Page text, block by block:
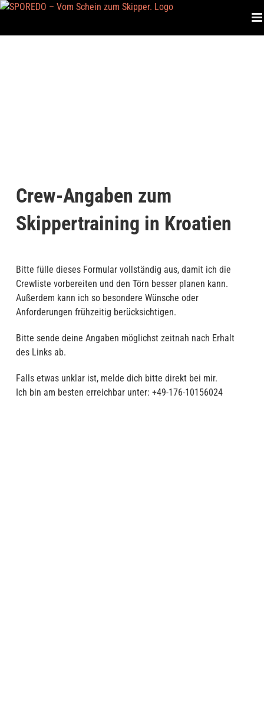
Zum
springen
Crew-Angaben zum
Skippertraining in Kroatien
Bitte fülle dieses Formular vollständig aus, damit ich die
Crewliste vorbereiten und den Törn besser planen kann.
Außerdem kann ich so besondere Wünsche oder
Anforderungen frühzeitig berücksichtigen.
Bitte sende deine Angaben möglichst zeitnah nach Erhalt
des Links ab.
Falls etwas unklar ist, melde dich bitte direkt bei mir.
Ich bin am besten erreichbar unter: +49-176-10156024